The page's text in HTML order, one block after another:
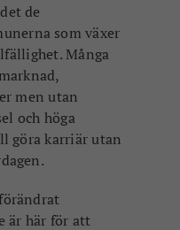
de
som växer
Många
men utan
och höga
göra karriär utan
är här för att